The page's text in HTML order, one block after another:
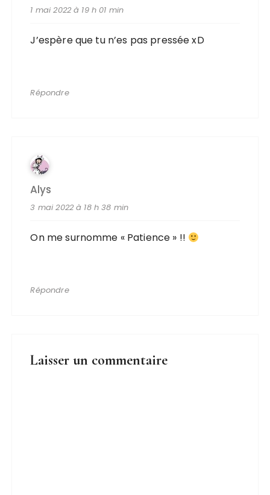
1 mai 2022 à 19 h 01 min
J’espère que tu n’es pas pressée xD
Répondre
Alys
3 mai 2022 à 18 h 38 min
On me surnomme « Patience » !!
Répondre
Laisser un commentaire